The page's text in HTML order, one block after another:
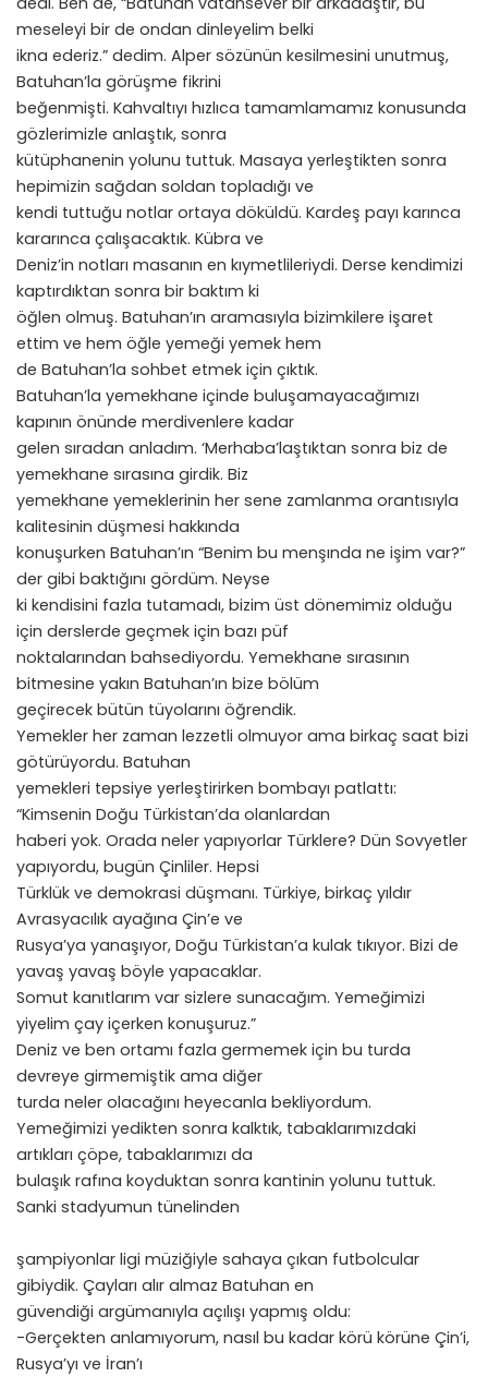
meseleyi bir de ondan dinleyelim belki
ikna ederiz.” dedim. Alper sözünün kesilmesini unutmuş,
Batuhan’la görüşme fikrini
beğenmişti. Kahvaltıyı hızlıca tamamlamamız konusunda
gözlerimizle anlaştık, sonra
kütüphanenin yolunu tuttuk. Masaya yerleştikten sonra
hepimizin sağdan soldan topladığı ve
kendi tuttuğu notlar ortaya döküldü. Kardeş payı karınca
kararınca çalışacaktık. Kübra ve
Deniz’in notları masanın en kıymetlileriydi. Derse kendimizi
kaptırdıktan sonra bir baktım ki
öğlen olmuş. Batuhan’ın aramasıyla bizimkilere işaret
ettim ve hem öğle yemeği yemek hem
de Batuhan’la sohbet etmek için çıktık.
Batuhan’la yemekhane içinde buluşamayacağımızı
kapının önünde merdivenlere kadar
gelen sıradan anladım. ‘Merhaba’laştıktan sonra biz de
yemekhane sırasına girdik. Biz
yemekhane yemeklerinin her sene zamlanma orantısıyla
kalitesinin düşmesi hakkında
konuşurken Batuhan’ın “Benim bu menşında ne işim var?”
der gibi baktığını gördüm. Neyse
ki kendisini fazla tutamadı, bizim üst dönemimiz olduğu
için derslerde geçmek için bazı püf
noktalarından bahsediyordu. Yemekhane sırasının
bitmesine yakın Batuhan’ın bize bölüm
geçirecek bütün tüyolarını öğrendik.
Yemekler her zaman lezzetli olmuyor ama birkaç saat bizi
götürüyordu. Batuhan
yemekleri tepsiye yerleştirirken bombayı patlattı:
“Kimsenin Doğu Türkistan’da olanlardan
haberi yok. Orada neler yapıyorlar Türklere? Dün Sovyetler
yapıyordu, bugün Çinliler. Hepsi
Türklük ve demokrasi düşmanı. Türkiye, birkaç yıldır
Avrasyacılık ayağına Çin’e ve
Rusya’ya yanaşıyor, Doğu Türkistan’a kulak tıkıyor. Bizi de
yavaş yavaş böyle yapacaklar.
Somut kanıtlarım var sizlere sunacağım. Yemeğimizi
yiyelim çay içerken konuşuruz.”
Deniz ve ben ortamı fazla germemek için bu turda
devreye girmemiştik ama diğer
turda neler olacağını heyecanla bekliyordum.
Yemeğimizi yedikten sonra kalktık, tabaklarımızdaki
artıkları çöpe, tabaklarımızı da
bulaşık rafına koyduktan sonra kantinin yolunu tuttuk.
Sanki stadyumun tünelinden
şampiyonlar ligi müziğiyle sahaya çıkan futbolcular
gibiydik. Çayları alır almaz Batuhan en
güvendiği argümanıyla açılışı yapmış oldu:
-Gerçekten anlamıyorum, nasıl bu kadar körü körüne Çin’i,
Rusya’yı ve İran’ı